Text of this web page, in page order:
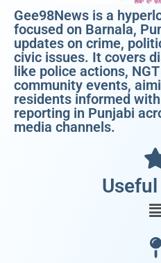
Gee98News is a
focused on Barnala,
updates on crime,
civic issues. It covers
like police actions,
community events,
residents informed
reporting in Punjabi
media channels.